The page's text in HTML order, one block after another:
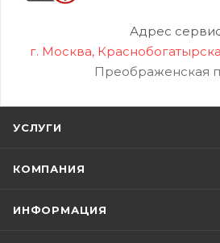
Адрес
г. Москва,
Преображенская
УСЛУГИ
КОМПАНИЯ
ИНФОРМАЦИЯ